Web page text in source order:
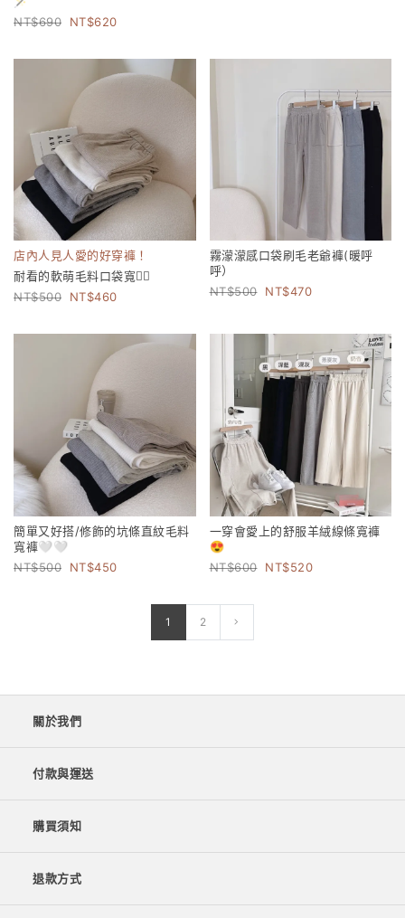
690
620
店內人見人愛的好穿褲！
耐看的軟萌毛料口袋寬褲🏻
500
460
霧濛濛感口袋刷毛老爺褲(暖呼
呼）
500
470
簡單又好搭/修飾的坑條直紋毛料
寬褲🤍🤍
500
450
一穿會愛上的舒服羊絨線條寬褲
😍
600
520
1 2
關於我們
付款與運送
購買須知
退款方式